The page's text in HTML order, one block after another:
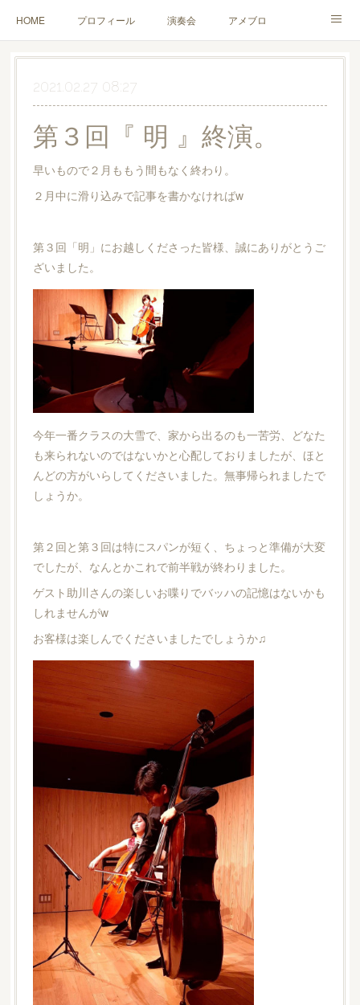
HOME プロフィール 演奏会 アメブロ
YouTube チェロレッスン お問い合わせ Twitter
2021.02.27 08:27
第３回『 明 』終演。
早いもので２月ももう間もなく終わり。
２月中に滑り込みで記事を書かなければw
第３回「明」にお越しくださった皆様、誠にありがとうご
ざいました。
今年一番クラスの大雪で、家から出るのも一苦労、どなた
も来られないのではないかと心配しておりましたが、ほと
んどの方がいらしてくださいました。無事帰られましたで
しょうか。
第２回と第３回は特にスパンが短く、ちょっと準備が大変
でしたが、なんとかこれで前半戦が終わりました。
ゲスト助川さんの楽しいお喋りでバッハの記憶はないかも
しれませんがw
お客様は楽しんでくださいましたでしょうか♫